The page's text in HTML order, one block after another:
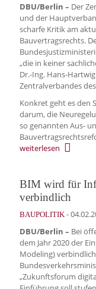
DBU/Berlin – Der
und der
scharfe Kritik am
Bauvertragsrechts.
„die in keiner
Dr.-Ing. Hans-
Zentralverbandes
Konkret geht es den
darum, die
so genannten Aus-
weiterlesen
BIM wird für
verbindlich
BAUPOLITIK-
DBU/Berlin – Bei
dem Jahr 2020 der
Modeling)
„Zukunftsforum